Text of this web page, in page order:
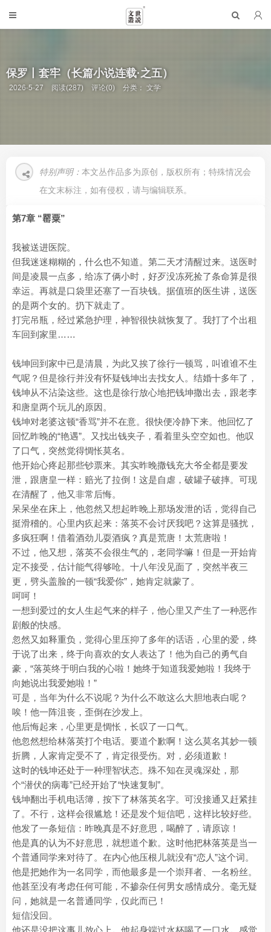
保罗丨套牢（长篇小说连载·之五）
2026-5-27 阅读(287) 评论(0) 分类：文学
特别声明： 本文丛作品多为原创，版权所有；特殊情况会
在文末标注，如有侵权，请与编辑联系。
第7章 “罂粟”
我被送进医院。
但我迷迷糊糊的，什么也不知道。第二天才清醒过来。送医时
间是凌晨一点多，给冻了俩小时，好歹没冻死捡了条命算是很
幸运。再就是口袋里还塞了一百块钱。据值班的医生讲，送医
的是两个女的。扔下就走了。
打完吊瓶，经过紧急护理，神智很快就恢复了。我打了个出租
车回到家里……
钱坤回到家中已是清晨，为此又挨了徐行一顿骂，叫谁谁不生
气呢？但是徐行并没有怀疑钱坤出去找女人。结婚十多年了，
钱坤从不沾染这些。这也是徐行放心地把钱坤撒出去，跟老李
和唐皇两个玩儿的原因。
钱坤对老婆这顿“香骂”并不在意。很快便冷静下来。他回忆了
回忆昨晚的“艳遇”。又找出钱夹子，看着里头空空如也。他叹
了口气，突然觉得惆怅莫名。
他开始心疼起那些钞票来。其实昨晚撒钱充大爷全都是要发
泄，跟唐皇一样：赔光了拉倒！这是自虐，破罐子破摔。可现
在清醒了，他又非常后悔。
呆呆坐在床上，他忽然又想起昨晚上那场发泄的话，觉得自己
挺滑稽的。心里内疚起来：落英不会讨厌我吧？这算是骚扰，
多疯狂啊！借着酒劲儿耍酒疯？真是荒唐！太荒唐啦！
不过，他又想，落英不会很生气的，老同学嘛！但是一开始肯
定不接受，估计能气得够呛。十八年没见面了，突然半夜三
更，劈头盖脸的一顿“我爱你”，她肯定就蒙了。
呵呵！
一想到爱过的女人生起气来的样子，他心里又产生了一种恶作
剧般的快感。
忽然又如释重负，觉得心里压抑了多年的话语，心里的爱，终
于说了出来，终于向喜欢的女人表达了！他为自己的勇气自
豪，“落英终于明白我的心啦！她终于知道我爱她啦！我终于
向她说出我爱她啦！”
可是，当年为什么不说呢？为什么不敢这么大胆地表白呢？
唉！他一阵沮丧，歪倒在沙发上。
他后悔起来，心里更是惆怅，长叹了一口气。
他忽然想给林落英打个电话。要道个歉啊！这么莫名其妙一顿
折腾，人家肯定受不了，肯定很受伤。对，必须道歉！
这时的钱坤还处于一种理智状态。殊不知在灵魂深处，那
个“潜伏的病毒”已经开始了“快速复制”。
钱坤翻出手机电话簿，按下了林落英名字。可没接通又赶紧挂
了。不行，这样会很尴尬！还是发个短信吧，这样比较好些。
他发了一条短信：昨晚真是不好意思，喝醉了，请原谅！
他是真的认为不好意思，就想道个歉。这时他把林落英是当一
个普通同学来对待了。在内心他压根儿就没有“恋人”这个词。
他是把她作为一名同学，而他最多是一个崇拜者、一名粉丝。
他甚至没有考虑任何可能，不掺杂任何男女感情成分。毫无疑
问，她就是一名普通同学，仅此而已！
短信没回。
他还是没把这事儿放心上。他起身端过水杯喝了一口水。感觉